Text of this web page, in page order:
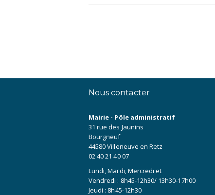
Nous contacter
Mairie - Pôle administratif
31 rue des Jaunins
Bourgneuf
44580 Villeneuve en Retz
02 40 21 40 07
Lundi, Mardi, Mercredi et
Vendredi : 8h45-12h30/ 13h30-17h00
Jeudi : 8h45-12h30